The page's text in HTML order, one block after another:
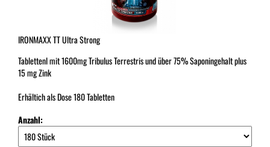
IRONMAXX TT Ultra Strong
Tablettenl mit 1600mg Tribulus Terrestris und über 75% Saponingehalt plus
15 mg Zink
Erhältich als Dose 180 Tabletten
Anzahl: